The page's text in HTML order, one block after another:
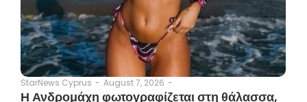
StarNews Cyprus - August 7, 2026 -
Η Ανδρομάχη φωτογραφίζεται στη θάλασσα,